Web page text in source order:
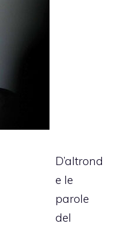
D’altrond
e le
parole
del